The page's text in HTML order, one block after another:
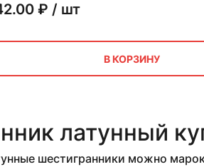
₽ / шт
В КОРЗИНУ
латунный
шестигранники можно